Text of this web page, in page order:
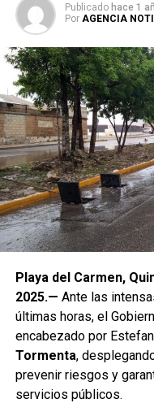
Publicado hace 1
Por AGENCIA
Playa del Carmen,
2025.— Ante las
últimas horas, el
encabezado por
Tormenta,
prevenir riesgos y
servicios públicos.